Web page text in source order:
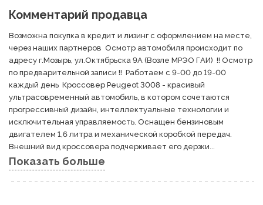
Комментарий продавца
Возможна покупка в кредит и лизинг с оформлением на месте,
через наших партнеров  Осмотр автомобиля происходит по
адресу г.Мозырь, ул.Октябрьска 9А (Возле МРЭО ГАИ)  !! Осмотр
по предварительной записи !!  Работаем с 9-00 до 19-00
каждый день  Кроссовер Peugeot 3008 - красивый
ультрасовременный автомобиль, в котором сочетаются
прогрессивный дизайн, интеллектуальные технологии и
исключительная управляемость. Оснащен бензиновым
двигателем 1,6 литра и механической коробкой передач.
Внешний вид кроссовера подчеркивает его дерзки...
Показать больше